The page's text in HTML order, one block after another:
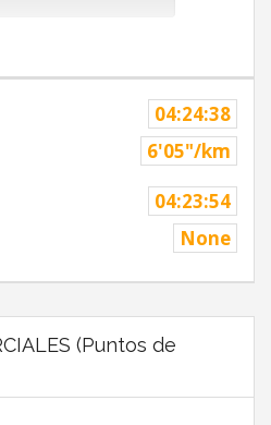
04:24:38
6'05"/km
04:23:54
None
(Puntos de